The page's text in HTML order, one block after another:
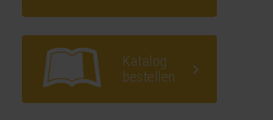
Katalog
bestellen